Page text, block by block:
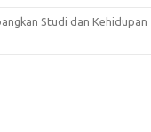
Studi dan Kehidupan